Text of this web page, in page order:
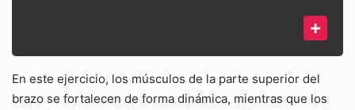
En este ejercicio, los músculos de la parte superior del
brazo se fortalecen de forma dinámica, mientras que los